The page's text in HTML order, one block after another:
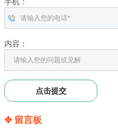
内容：
✥ 留言板